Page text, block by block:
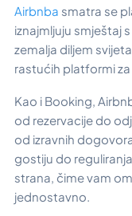
Airbnba smatra se
iznajmljuju smještaj
zemalja diljem
rastućih platformi
Kao i Booking,
od rezervacije do
od izravnih
gostiju do
strana, čime vam
jednostavno.